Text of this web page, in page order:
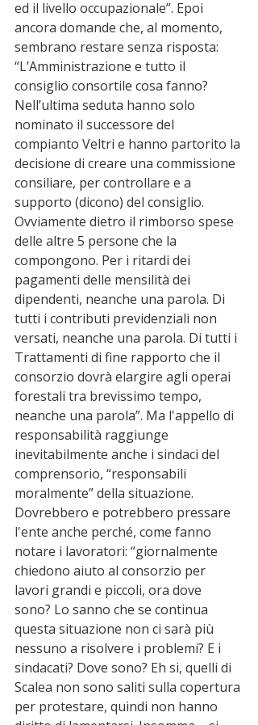
ed il livello occupazionale”. Epoi
ancora domande che, al momento,
sembrano restare senza risposta:
“L’Amministrazione e tutto il
consiglio consortile cosa fanno?
Nell’ultima seduta hanno solo
nominato il successore del
compianto Veltri e hanno partorito la
decisione di creare una commissione
consiliare, per controllare e a
supporto (dicono) del consiglio.
Ovviamente dietro il rimborso spese
delle altre 5 persone che la
compongono. Per i ritardi dei
pagamenti delle mensilità dei
dipendenti, neanche una parola. Di
tutti i contributi previdenziali non
versati, neanche una parola. Di tutti i
Trattamenti di fine rapporto che il
consorzio dovrà elargire agli operai
forestali tra brevissimo tempo,
neanche una parola”. Ma l'appello di
responsabilità raggiunge
inevitabilmente anche i sindaci del
comprensorio, “responsabili
moralmente” della situazione.
Dovrebbero e potrebbero pressare
l'ente anche perché, come fanno
notare i lavoratori: “giornalmente
chiedono aiuto al consorzio per
lavori grandi e piccoli, ora dove
sono? Lo sanno che se continua
questa situazione non ci sarà più
nessuno a risolvere i problemi? E i
sindacati? Dove sono? Eh si, quelli di
Scalea non sono saliti sulla copertura
per protestare, quindi non hanno